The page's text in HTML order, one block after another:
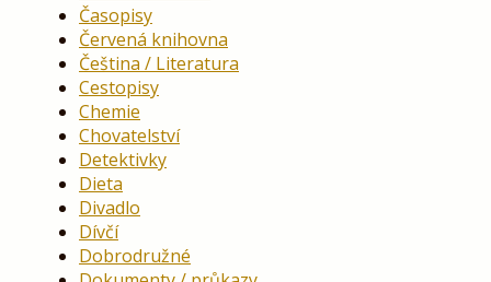
Časopisy
Červená knihovna
Čeština / Literatura
Cestopisy
Chemie
Chovatelství
Detektivky
Dieta
Divadlo
Dívčí
Dobrodružné